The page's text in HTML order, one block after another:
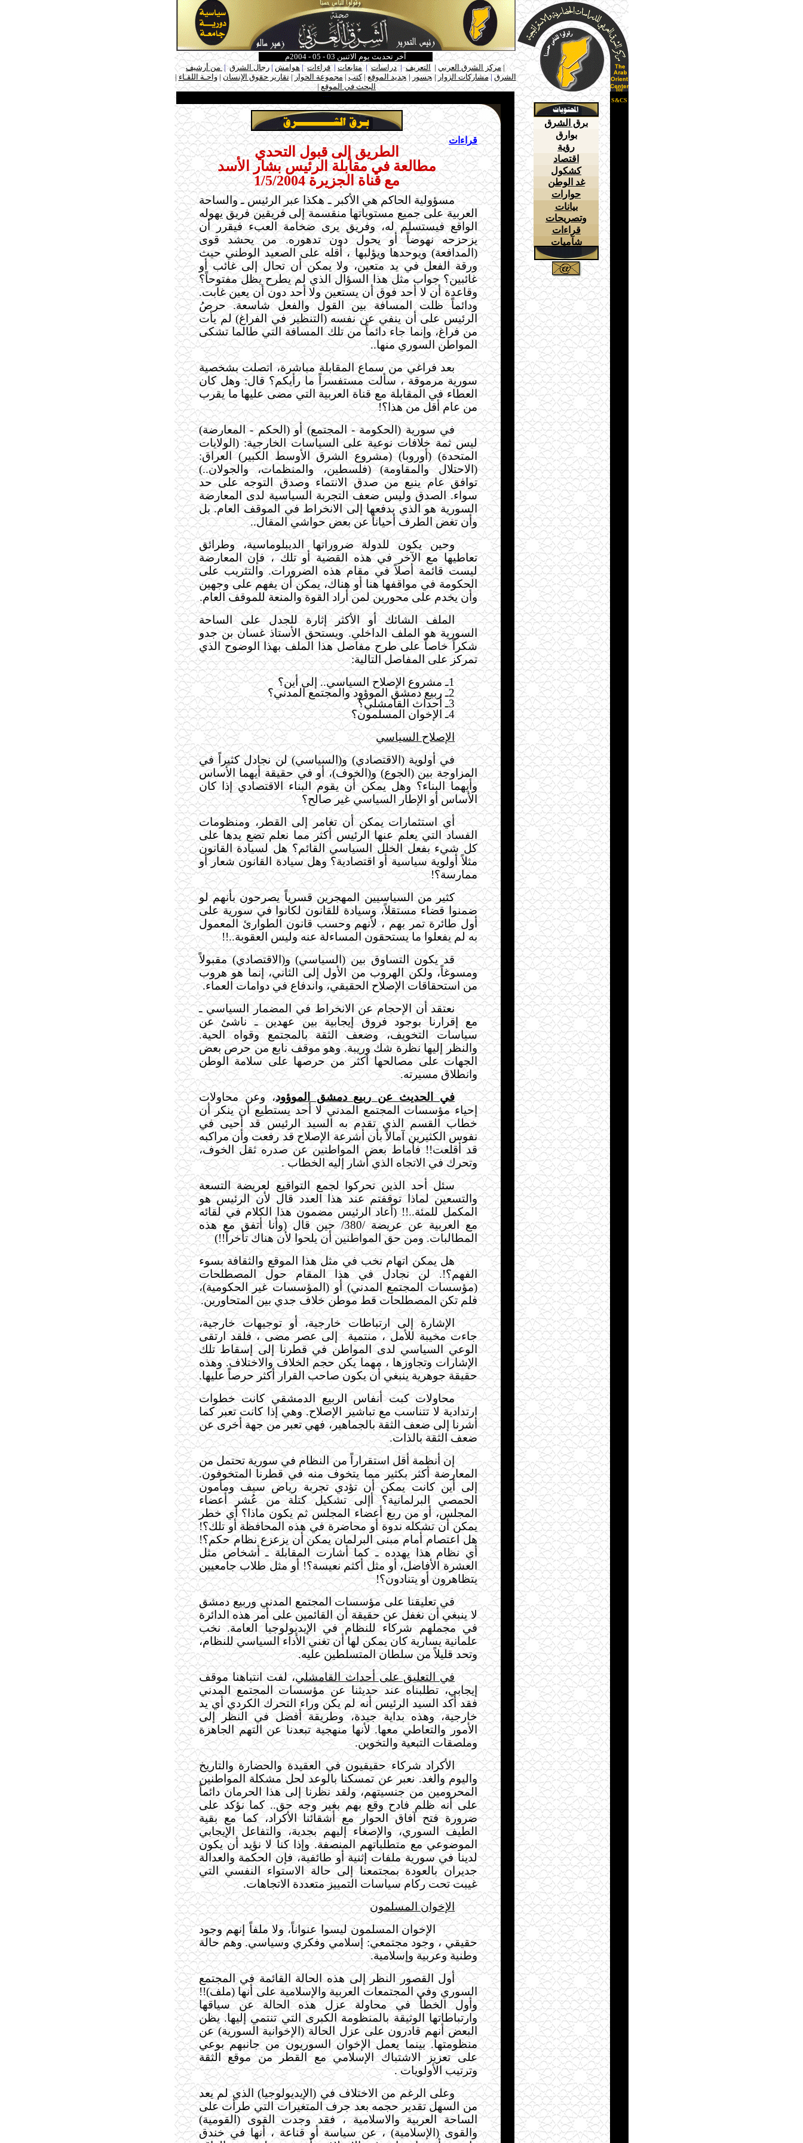
آخر تحديث يوم الاثنين 03 - 05 - 2004م
ـ|مركز الشرق العربي | التعريف|دراسات|متابعات |قراءات|هوامش|رجال الشرق| من أرشيف
الشرق | مشاركات الزوار|ـجسور|ـجديد الموقع|كتب|مجموعة الحوار|تقارير حقوق الإنسان|واحـة اللقـاء|
البحث في الموقع|ـ
قراءات
الطريق إلى قبول التحدي
مطالعة في مقابلة الرئيس بشار الأسد
مع قناة الجزيرة 1/5/2004
مسؤولية الحاكم هي الأكبر ـ هكذا عبر الرئيس ـ والساحة
العربية على جميع مستوياتها منقسمة إلى فريقين فريق يهوله
الواقع فيستسلم له، وفريق يرى ضخامة العبء فيقرر أن
يزحزحه نهوضاً أو يحول دون تدهوره. من يحشد قوى
(المدافعة) ويوحدها ويؤلبها، أقله على الصعيد الوطني حيث
ورقة الفعل في يد متعين، ولا يمكن أن تحال إلى غائب أو
غائبين؟ جواب مثل هذا السؤال الذي لم يطرح يظل مفتوحاً؟
وقاعدة أن لا أحد فوق أن يستعين ولا أحد دون أن يعين غابت.
ودائماً ظلت المسافة بين القول والفعل شاسعة. حرصُ
الرئيس على أن ينفي عن نفسه (التنظير في الفراغ) لم يأت
من فراغ، وإنما جاء دائماً من تلك المسافة التي طالما تشكى
المواطن السوري منها..
بعد فراغي من سماع المقابلة مباشرة، اتصلت بشخصية
سورية مرموقة،سألت مستفسراً ما رأيكم؟ قال: وهل كان
العطاء في المقابلة مع قناة العربية التي مضى عليها ما يقرب
من عام أقل من هذا؟!
في سورية (الحكومة -المجتمع) أو (الحكم-المعارضة)
ليس ثمة خلافات نوعية على السياساتالخارجية: (الولايات
المتحدة) (أوروبا) (مشروع الشرق الأوسط الكبير) العراق:
(الاحتلال والمقاومة)(فلسطين، والمنظمات، والجولان..)
توافق عام ينبع من صدق الانتماء وصدق التوجه على حد
سواء. الصدق وليس ضعف التجربة السياسية لدى المعارضة
السورية هو الذي يدفعها إلى الانخراط في الموقف العام. بل
وأن تغض الطرف أحياناً عن بعض حواشي المقال..
وحين يكون للدولة ضروراتها الديبلوماسية، وطرائق
تعاطيها مع الآخر فيهذه القضية أو تلك، فإن المعارضة
ليست قائمة أصلاً في مقام هذه الضرورات. والتثريب على
الحكومة في مواقفها هنا أو هناك، يمكن أن يفهم على وجهين
وأن يخدم على محورين لمن أراد القوة والمنعة للموقف العام.
الملف الشائك أو الأكثر إثارة للجدل على الساحة
السورية هو الملف الداخلي. ويستحق الأستاذ غسان بن جدو
شكراً خاصاً على طرح مفاصل هذا الملف بهذا الوضوح الذي
تمركز على المفاصل التالية:
1ـ مشروع الإصلاح السياسي.. إلى أين؟
2ـ ربيع دمشق الموؤود والمجتمع المدني؟
3ـ أحداث القامشلي؟
4ـ الإخوان المسلمون؟
الإصلاح السياسي
في أولوية (الاقتصادي) و(السياسي) لن نجادل كثيراً في
المزاوجة بين (الجوع) و(الخوف)، أو في حقيقة أيهما الأساس
وأيهما البناء؟ وهل يمكن أن يقوم البناء الاقتصادي إذا كان
الأساس أو الإطار السياسي غير صالح؟
أي استثمارات يمكن أن تغامر إلى القطر، ومنظومات
الفساد التي يعلم عنها الرئيس أكثر مما نعلم تضع يدها على
كل شيء بفعل الخلل السياسي القائم؟ هل لسيادة القانون
مثلاً أولوية سياسية أو اقتصادية؟ وهل سيادة القانون شعار أو
ممارسة؟!
كثير من السياسيين المهجرين قسرياً يصرحون بأنهم لو
ضمنوا قضاء مستقلاً، وسيادة للقانون لكانوا في سورية على
أول طائرة تمر بهم،لأنهم وحسب قانون الطوارئ المعمول
به لم يفعلوا ما يستحقون المساءلة عنه وليس العقوبة..!!
قد يكون التساوق بين (السياسي) و(الاقتصادي) مقبولاً
ومسوغاً، ولكن الهروب من الأول إلى الثاني، إنما هو هروب
من استحقاقات الإصلاح الحقيقي، واندفاع في دوامات العماء.
نعتقد أن الإحجام عن الانخراط في المضمار السياسي ـ
مع إقرارنا بوجود فروق إيجابية بين عهدين ـ ناشئ عن
سياسات التخويف، وضعف الثقة بالمجتمع وقواه الحية.
والنظر إليها نظرة شك وريبة. وهو موقف نابع من حرص بعض
الجهات على مصالحها أكثر من حرصها على سلامة الوطن
وانطلاق مسيرته.
في الحديث عن ربيع دمشق الموؤود، وعن محاولات
إحياء مؤسسات المجتمع المدني لا أحد يستطيع أن ينكر أن
خطاب القسم الذي تقدم به السيد الرئيس قد أحيىفي
نفوس الكثيرين آمالاً بأن أشرعة الإصلاح قد رفعت وأن مراكبه
قد أقلعت!! فأماط بعض المواطنين عن صدره ثقل الخوف،
وتحرك في الاتجاه الذي أشار إليه الخطاب .
سئل أحد الذين تحركوا لجمع التواقيع لعريضة التسعة
والتسعين لماذا توقفتم عند هذا العدد قال لأن الرئيس هو
المكمل للمئة..!! (أعاد الرئيس مضمون هذا الكلام في لقائه
مع العربية عن عريضة /380/ حين قال (وأنا أتفق مع هذه
المطالبات. ومن حق المواطنين أن يلحوا لأن هناك تأخراً!!)
هليمكن اتهام نخب في مثل هذا الموقع والثقافة بسوء
الفهم؟!. لن نجادل في هذا المقام حول المصطلحات
(مؤسسات المجتمع المدني) أو (المؤسسات غير الحكومية)،
فلم تكن المصطلحات قط موطن خلافجدي بين المتحاورين.
الإشارة إلى ارتباطات خارجية، أو توجيهات خارجية،
جاءتمخيبة للأمل،منتمية إلى عصرمضى، فلقد ارتقى
الوعي السياسي لدى المواطن في قطرنا إلى إسقاط تلك
الإشارات وتجاوزها ،مهما يكن حجمالخلاف والاختلاف. وهذه
حقيقة جوهرية ينبغي أن يكون صاحب القرار أكثر حرصاً عليها.
محاولات كبت أنفاس الربيع الدمشقي كانت خطوات
ارتدادية لا تتناسب مع تباشير الإصلاح. وهي إذا كانت تعبر كما
أشرنا إلى ضعف الثقة بالجماهير، فهي تعبر من جهة أخرى عن
ضعف الثقة بالذات.
إن أنظمة أقل استقراراً من النظام في سورية تحتمل من
المعارضة أكثر بكثير مما يتخوف منه في قطرنا المتخوفون.
إلى أين كانت يمكن أن تؤدي تجربة رياض سيف ومأمون
الحمصي البرلمانية؟ أإلى تشكيل كتلة من عُشر أعضاء
المجلس، أو من ربع أعضاء المجلس ثم يكون ماذا؟ أي خطر
يمكن أن تشكله ندوة أو محاضرة في هذه المحافظة أو تلك؟!
هل اعتصام أمام مبنى البرلمان يمكن أن يزعزع نظام حكم؟!
أي نظام هذا يهدده ـ كما أشارت المقابلة ـ أشخاص مثل
العشرة الأفاضل، أو مثل أكثم نعيسة؟! أو مثل طلاب جامعيين
يتظاهرون أو يتنادون؟!
في تعليقنا على مؤسسات المجتمع المدني وربيع دمشق
لا ينبغي أن نغفل عن حقيقة أن القائمين على أمر هذه الدائرة
في مجملهم شركاء للنظام في الإيديولوجيا العامة. نخب
علمانية يسارية كان يمكن لها أن تغني الأداء السياسي للنظام،
وتحد قليلاً من سلطان المتسلطين عليه.
في التعليق على أحداث القامشلي، لفت انتباهنا موقف
إيجابي، تطلبناه عند حديثنا عن مؤسسات المجتمع المدني
فقد أكد السيد الرئيس أنه لم يكن وراء التحرك الكردي أي يد
خارجية، وهذه بداية جيدة، وطريقة أفضل في النظر إلى
الأمور والتعاطي معها. لأنها منهجية تبعدنا عن التهم الجاهزة
وملصقات التبعية والتخوين.
الأكراد شركاء حقيقيون في العقيدة والحضارة والتاريخ
واليوم والغد. نعبر عن تمسكنا بالوعد لحل مشكلة المواطنين
المحرومين من جنسيتهم، ولقد نظرنا إلى هذا الحرمان دائماً
على أنه ظلم فادحوقع بهم بغير وجه حق.. كما نؤكد على
ضرورة فتح آفاق الحوار مع أشقائنا الأكراد، كما مع بقية
الطيف السوري، والإصغاء إليهم بجدية، والتفاعل الإيجابي
الموضوعي مع متطلباتهم المنصفة. وإذا كنا لا نؤيد أن يكون
لدينا في سورية ملفات إثنية أو طائفية، فإن الحكمة والعدالة
جديران بالعودة بمجتمعنا إلى حالة الاستواء النفسي التي
غيبت تحت ركام سياسات التمييز متعددة الاتجاهات.
الإخوان المسلمون
الإخوان المسلمون ليسوا عنواناً، ولا ملفاً إنهموجود
حقيقي ، وجود مجتمعي: إسلامي وفكري وسياسي.وهمحالة
وطنية وعربية وإسلامية.
أول القصور النظر إلى هذه الحالة القائمة في المجتمع
السوري وفي المجتمعات العربية والإسلامية على أنها (ملف)!!
وأول الخطأ في محاولة عزل هذه الحالة عن سياقها
وارتباطاتها الوثيقة بالمنظومة الكبرى التي تنتمي إليها. يظن
البعض أنهم قادرون على عزل الحالة (الإخوانية السورية) عن
منظومتها. بينما يعمل الإخوان السوريون من جانبهم بوعي
على تعزيزالاشتباك الإسلامي مع القطر من موقع الثقة
وترتيب الأولويات.
وعلى الرغم من الاختلاف في (الإيديولوجيا) الذي لم يعد
من السهل تقدير حجمه بعد جرف المتغيرات التي طرأت على
الساحةالعربية والاسلامية، فقد وجدت القوى (القومية)
والقوى (الإسلامية)، عن سياسة أو قناعة،أنها في خندق
for
S&CS
برق الشرق
بوارق
رؤية
اقتصاد
كشكول
غد الوطن
حوارات
بيانات
وتصريحات
قراءات
شآميات